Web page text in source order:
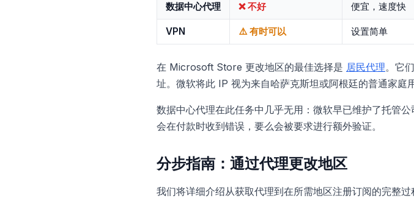
数据中心代理 ❌ 不好 便宜，速度快
VPN ⚠️ 有时可以 设置简单
在 Microsoft Store 更改地区的最佳选择是 居民代理。它
址。微软将此 IP 视为来自哈萨克斯坦或阿根廷的普通家庭
数据中心代理在此任务中几乎无用：微软早已维护了托管
会在付款时收到错误，要么会被要求进行额外验证。
分步指南：通过代理更改地区
我们将详细介绍从获取代理到在所需地区注册订阅的完整过